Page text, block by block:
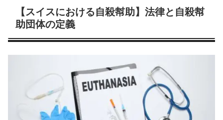
【スイスにおける自殺幇助】法律と自殺幇
助団体の定義